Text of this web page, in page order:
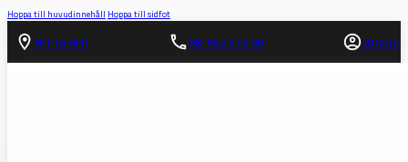
Hoppa till huvudinnehåll Hoppa till sidfot
HITTA HIT! 08-562 372 00 LOGGA IN